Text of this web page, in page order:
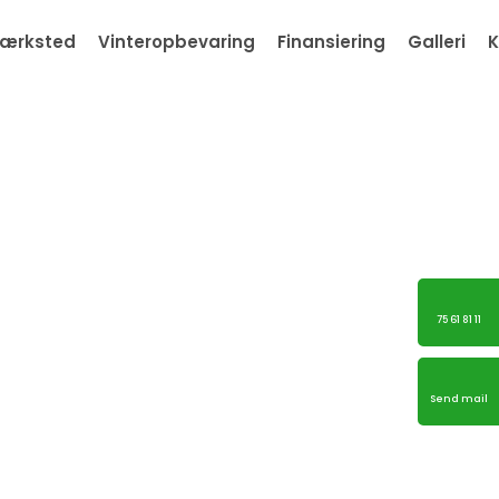
75 61 81 11
Send mail
Vinteropbevaring Finansiering Galleri